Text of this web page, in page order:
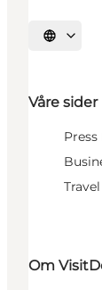
Velg språk
Våre sider
Om